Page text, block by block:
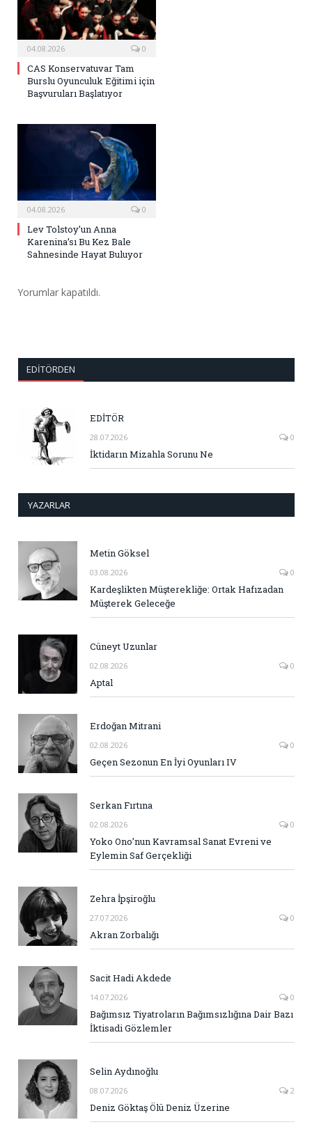
04.08.2026 0
CAS Konservatuvar Tam
Burslu Oyunculuk Eğitimi için
Başvuruları Başlatıyor
04.08.2026 0
Lev Tolstoy’un Anna
Karenina’sı Bu Kez Bale
Sahnesinde Hayat Buluyor
Yorumlar kapatıldı.
EDITÖRDEN
EDİTÖR
28.07.2026 0
İktidarın Mizahla Sorunu Ne
YAZARLAR
Metin Göksel
03.08.2026 0
Kardeşlikten Müşterekliğe: Ortak Hafızadan
Müşterek Geleceğe
Cüneyt Uzunlar
02.08.2026 0
Aptal
Erdoğan Mitrani
02.08.2026 0
Geçen Sezonun En İyi Oyunları IV
Serkan Fırtına
02.08.2026 0
Yoko Ono’nun Kavramsal Sanat Evreni ve
Eylemin Saf Gerçekliği
Zehra İpşiroğlu
27.07.2026 0
Akran Zorbalığı
Sacit Hadi Akdede
14.07.2026 0
Bağımsız Tiyatroların Bağımsızlığına Dair Bazı
İktisadi Gözlemler
Selin Aydınoğlu
08.07.2026 2
Deniz Göktaş Ölü Deniz Üzerine